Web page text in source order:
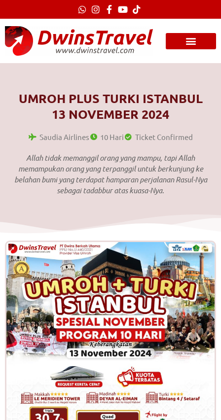
konten
UMROH PLUS TURKI ISTANBUL
13 NOVEMBER 2024
Saudia Airlines 10 Hari Ticket Confirmed
Allah tidak memanggil orang yang mampu, tapi Allah
memampukan orang yang terpanggil untuk berkunjung ke
belahan bumi yang terdapat hamparan perjalanan Rasul-Nya
sebagai tadabbur atas kuasa-Nya.